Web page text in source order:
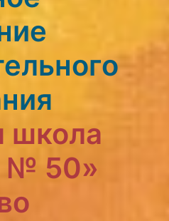
школа
№ 50»